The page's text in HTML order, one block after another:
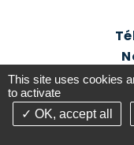
This site uses cookies
to activate
OK, accept all